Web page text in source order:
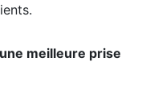
meilleure prise